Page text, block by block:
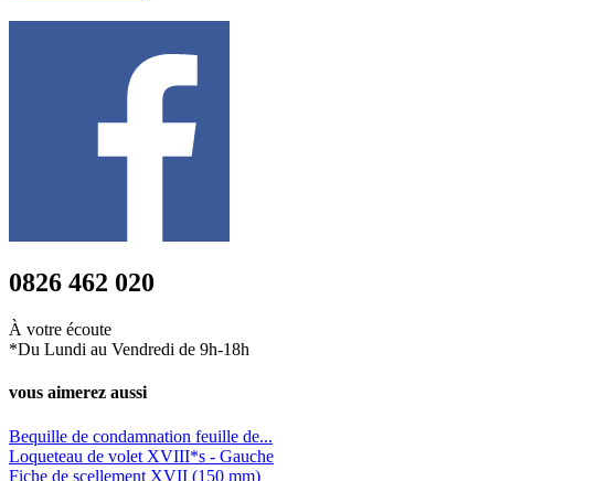
0826 462 020
À votre écoute
*Du Lundi au Vendredi de 9h-18h
vous aimerez aussi
Bequille de condamnation feuille de...
Loqueteau de volet XVIII*s - Gauche
Fiche de scellement XVII (150 mm)